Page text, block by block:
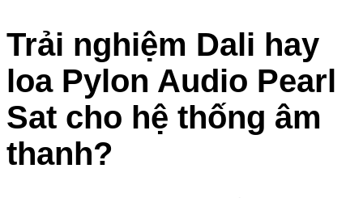
Trải nghiệm Dali hay
loa Pylon Audio Pearl
Sat cho hệ thống âm
thanh?